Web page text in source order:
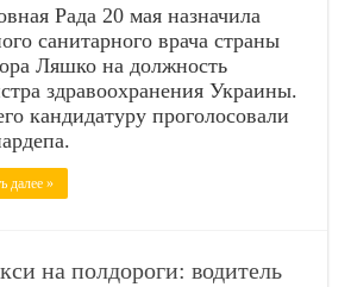
Рада 20 мая назначила
санитарного врача страны
Ляшко на должность
здравоохранения Украины.
кандидатуру проголосовали
далее »
на полдороги: водитель